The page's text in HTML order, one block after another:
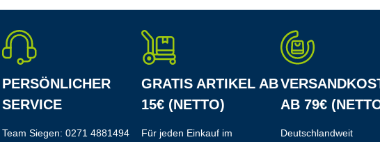
PERSÖNLICHER
SERVICE
Team Siegen: 0271 4881494
GRATIS ARTIKEL AB
15€ (NETTO)
Für jeden Einkauf im
AB 79€
Deutschlandweit